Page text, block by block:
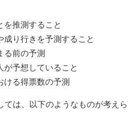
を推測すること
成り行きを予測すること
る前の予測
が予想していること
ける得票数の予測
ては、以下のようなものが考えら